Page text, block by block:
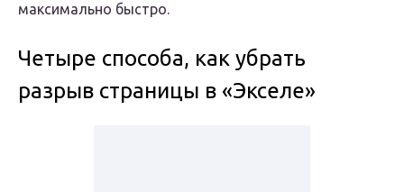
максимально быстро.
Четыре способа, как убрать
разрыв страницы в «Экселе»